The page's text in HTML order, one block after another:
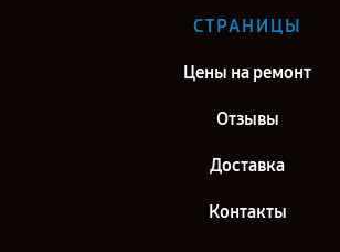
СТРАНИЦЫ
Цены на ремонт
Отзывы
Доставка
Контакты